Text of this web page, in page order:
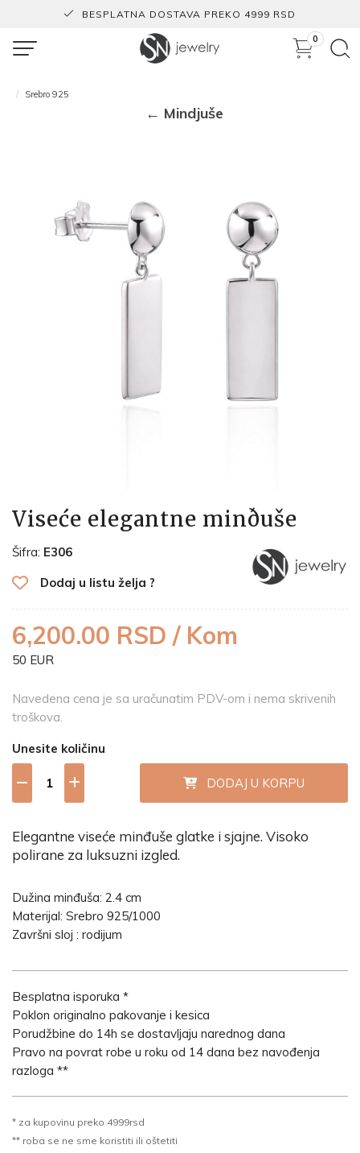
BESPLATNA DOSTAVA PREKO 4999 RSD
0
Srebro 925
← Mindjuše
Viseće elegantne minðuše
Šifra: E306
Dodaj u listu želja ?
6,200.00 RSD / Kom
50 EUR
Navedena cena je sa uračunatim PDV-om i nema skrivenih
troškova.
Unesite količinu
DODAJ U KORPU
Elegantne viseće minđuše glatke i sjajne. Visoko
polirane za luksuzni izgled.
Dužina minđuša: 2.4 cm
Materijal: Srebro 925/1000
Završni sloj : rodijum
Besplatna isporuka *
Poklon originalno pakovanje i kesica
Porudžbine do 14h se dostavljaju narednog dana
Pravo na povrat robe u roku od 14 dana bez navođenja
razloga **
* za kupovinu preko 4999rsd
** roba se ne sme koristiti ili oštetiti